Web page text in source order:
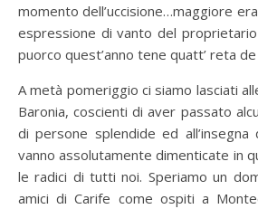
momento dell’uccisione…maggiore
espressione di vanto del proprietario
puorco quest’anno tene quatt’ reta de
A metà pomeriggio ci siamo lasciati
Baronia, coscienti di aver passato
di persone splendide ed
vanno assolutamente dimenticate in
le radici di tutti noi. Speriamo un
amici di Carife come ospiti a